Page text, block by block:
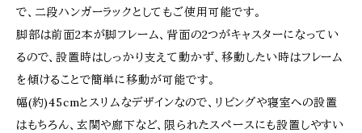
で、二段ハンガーラックとしてもご使用可能です。
脚部は前面2本が脚フレーム、背面の2つがキャスターになってい
るので、設置時はしっかり支えて動かず、移動したい時はフレーム
を傾けることで簡単に移動が可能です。
幅(約)45cmとスリムなデザインなので、リビングや寝室への設置
はもちろん、玄関や廊下など、限られたスペースにも設置しやすい